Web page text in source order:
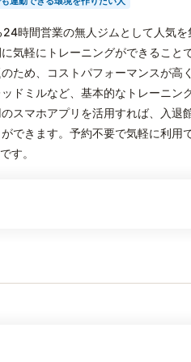
時間営業の無人ジムとして人気
気軽にトレーニングができること
ため、コストパフォーマンスが高
ドミルなど、基本的なトレーニン
スマホアプリを活用すれば、入退
できます。予約不要で気軽に利用
す。